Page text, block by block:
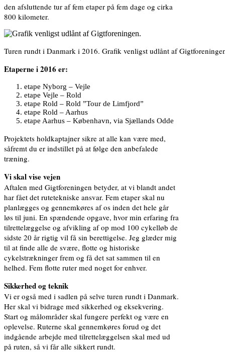
den afsluttende tur af fem etaper på fem dage og cirka
800 kilometer.
Turen rundt i Danmark i 2016. Grafik venligst udlånt af
Etaperne i 2016 er:
etape Nyborg – Vejle
etape Vejle – Rold
etape Rold – Rold ”Tour de Limfjord”
etape Rold – Aarhus
etape Aarhus – København, via Sjællands Odde
Projektets holdkaptajner sikre at alle kan være med,
såfremt du er indstillet på at følge den anbefalede
træning.
Vi skal vise vejen
Aftalen med Gigtforeningen betyder, at vi blandt andet
har fået det rutetekniske ansvar. Fem etaper skal nu
planlægges og gennemkøres af os inden det hele går
løs til juni. En spændende opgave, hvor min erfaring fra
tilrettelæggelse og afvikling af op mod 100 cykelløb de
sidste 20 år rigtig vil få sin berettigelse. Jeg glæder mig
til at finde alle de svære, flotte og historiske
cykelstrækninger frem og få det sat sammen til en
helhed. Fem flotte ruter med noget for enhver.
Sikkerhed og teknik
Vi er også med i sadlen på selve turen rundt i Danmark.
Her skal vi bidrage med sikkerhed og eksekvering.
Start og målområder skal fungere perfekt og være en
oplevelse. Ruterne skal gennemkøres forud og det
indgående arbejde med tilrettelæggelsen skal med ud
på ruten, så vi får alle sikkert rundt.